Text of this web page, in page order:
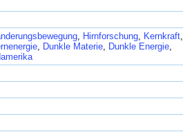
, Hirnforschung, Kernkraft,
, Dunkle Materie, Dunkle Energie,